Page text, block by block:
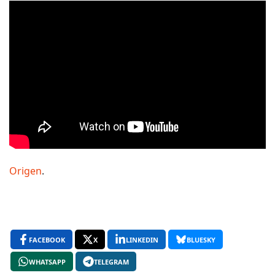
Origen.
FACEBOOK X LINKEDIN BLUESKY
WHATSAPP TELEGRAM